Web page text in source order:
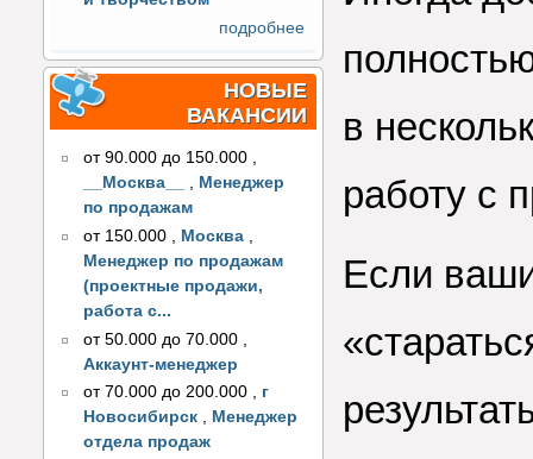
подробнее
НОВЫЕ
ВАКАНСИИ
от 90.000 до 150.000 ,
__Москва__
, Менеджер
по продажам
от 150.000
Москва
Менеджер по продажам
(проектные продажи,
работа с...
от 50.000 до 70.000
Аккаунт-менеджер
от 70.000 до 200.000 , г
Новосибирск , Менеджер
отдела продаж
в
работу с
Если